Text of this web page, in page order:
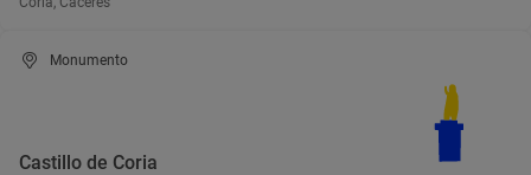
Monumento
Castillo de Coria